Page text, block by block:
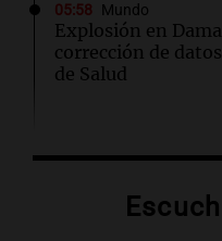
05:58 Mundo
Explosión en
corrección de
de Salud
El AMOC se